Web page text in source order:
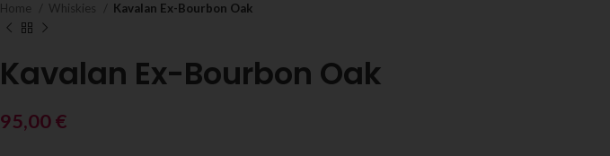
Home Whiskies Kavalan Ex-Bourbon Oak
Kavalan Ex-Bourbon Oak
95,00€